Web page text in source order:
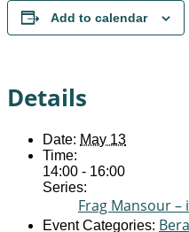
Add to calendar
Details
Date: May 13
Time:
14:00 - 16:00
Series:
Frag Mansour –
Event Categories: